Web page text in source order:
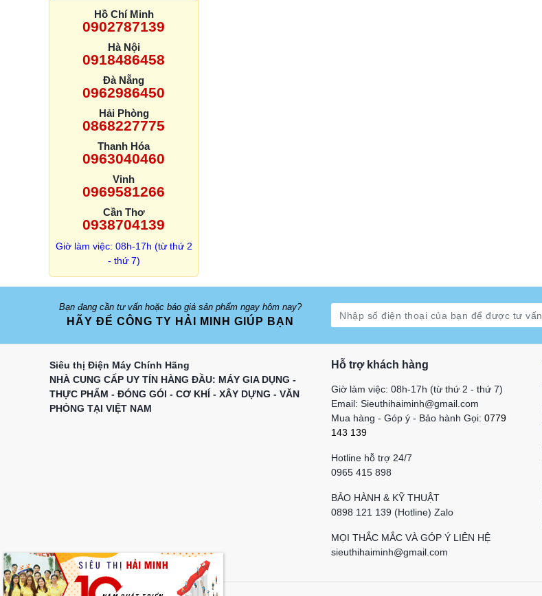
Hồ Chí Minh
0902787139
Hà Nội
0918486458
Đà Nẵng
0962986450
Hải Phòng
0868227775
Thanh Hóa
0963040460
Vinh
0969581266
Cần Thơ
0938704139
Giờ làm việc: 08h-17h (từ thứ 2
- thứ 7)
Bạn đang cần tư vấn hoặc báo giá sản phẩm ngay hôm nay?
HÃY ĐỂ CÔNG TY HẢI MINH GIÚP BẠN
Siêu thị Điện Máy Chính Hãng
NHÀ CUNG CẤP UY TÍN HÀNG ĐẦU: MÁY GIA DỤNG -
THỰC PHẨM - ĐÓNG GÓI - CƠ KHÍ - XÂY DỰNG - VĂN
PHÒNG TẠI VIỆT NAM
Hỗ trợ khách hàng
Giờ làm việc: 08h-17h (từ thứ 2 - thứ 7)
Email: Sieuthihaiminh@gmail.com
Mua hàng - Góp ý - Bảo hành Gọi: 0779
143 139
Hotline hỗ trợ 24/7
0965 415 898
BẢO HÀNH & KỸ THUẬT
0898 121 139 (Hotline) Zalo
MỌI THẮC MẮC VÀ GÓP Ý LIÊN HỆ
sieuthihaiminh@gmail.com